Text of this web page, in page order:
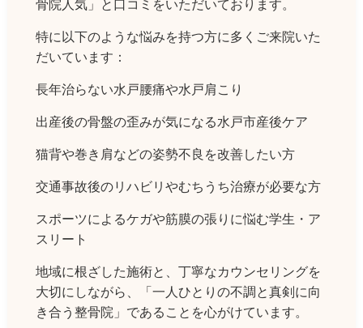
特に以下のような悩みを持つ方に多くご来院いた
だいています：
長年治らない水戸腰痛や水戸肩こり
出産後の骨盤の歪みが気になる水戸市産後ケア
猫背や巻き肩などの姿勢不良を改善したい方
交通事故後のリハビリやむちうち治療が必要な方
スポーツによるケガや筋膜の張りに悩む学生・ア
スリート
地域に根ざした施術と、丁寧なカウンセリングを
大切にしながら、「一人ひとりの不調と真剣に向
き合う整骨院」であることを心がけています。